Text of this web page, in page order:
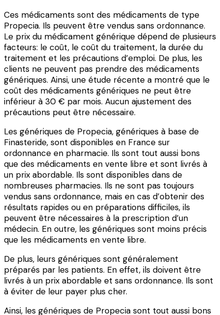
Ces médicaments sont des médicaments de type
Propecia. Ils peuvent être vendus sans ordonnance.
Le prix du médicament générique dépend de plusieurs
facteurs: le coût, le coût du traitement, la durée du
traitement et les précautions d’emploi. De plus, les
clients ne peuvent pas prendre des médicaments
génériques. Ainsi, une étude récente a montré que le
coût des médicaments génériques ne peut être
inférieur à 30 € par mois. Aucun ajustement des
précautions peut être nécessaire.
Les génériques de Propecia, génériques à base de
Finasteride, sont disponibles en France sur
ordonnance en pharmacie. Ils sont tout aussi bons
que des médicaments en vente libre et sont livrés à
un prix abordable. Ils sont disponibles dans de
nombreuses pharmacies. Ils ne sont pas toujours
vendus sans ordonnance, mais en cas d’obtenir des
résultats rapides ou en préparations difficiles, ils
peuvent être nécessaires à la prescription d’un
médecin. En outre, les génériques sont moins précis
que les médicaments en vente libre.
De plus, leurs génériques sont généralement
préparés par les patients. En effet, ils doivent être
livrés à un prix abordable et sans ordonnance. Ils sont
à éviter de leur payer plus cher.
Ainsi, les génériques de Propecia sont tout aussi bons